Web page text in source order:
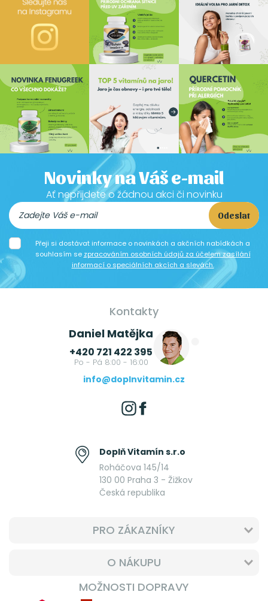
Novinky na Váš e-mail
Ať nepřijdete o žádnou akci či novinku
Odeslat
Přeji si dostávat informace o novinkách a akčních nabídkách a
souhlasím se zpracováním osobních údajů za účelem zasílání
informací o speciálních akcích a slevách.
Kontakty
Daniel Matějka
+420 721 422 395
Po - Pá 8:00 - 16:00
info@doplnvitamin.cz
Doplň Vitamín s.r.o
Roháčova 145/14
130 00 Praha 3 - Žižkov
Česká republika
PRO ZÁKAZNÍKY
O NÁKUPU
MOŽNOSTI DOPRAVY